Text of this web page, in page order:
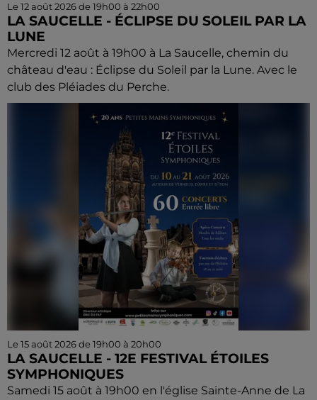
Le 12 août 2026 de 19h00 à 22h00
LA SAUCELLE - ÉCLIPSE DU SOLEIL PAR LA
LUNE
Mercredi 12 août à 19h00 à La Saucelle, chemin du
château d'eau : Éclipse du Soleil par la Lune. Avec le
club des Pléiades du Perche.
Le 15 août 2026 de 19h00 à 20h00
LA SAUCELLE - 12E FESTIVAL ÉTOILES
SYMPHONIQUES
Samedi 15 août à 19h00 en l'église Sainte-Anne de La